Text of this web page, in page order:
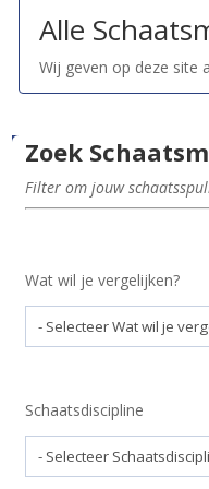
Alle
Wij geven op deze site
Zoek
Filter om jouw
Wat wil je vergelijken?
Schaatsdiscipline